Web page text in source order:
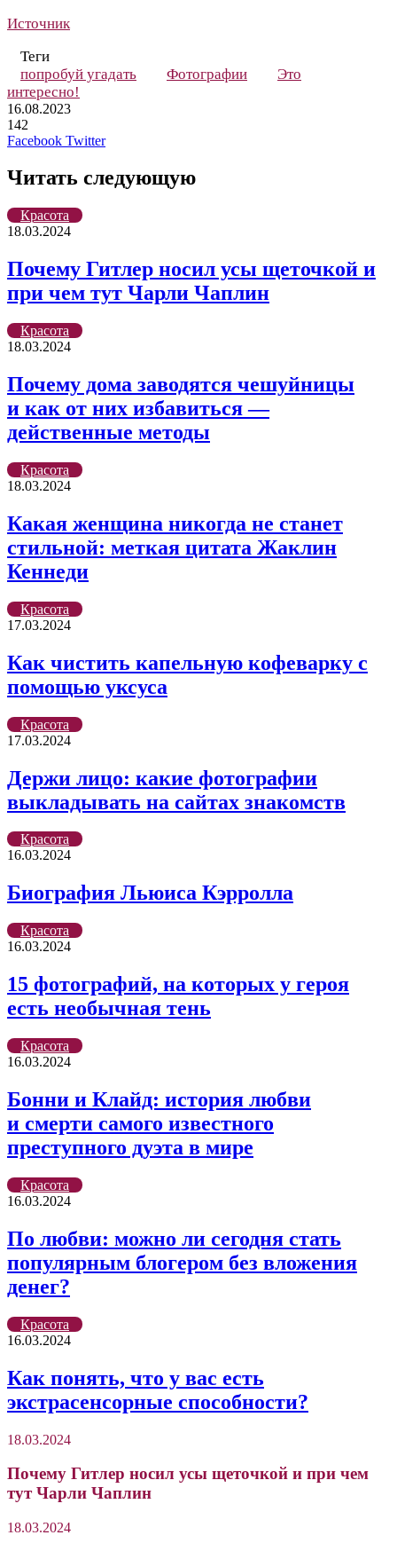
Источник
Теги
попробуй угадать
Фотографии
Это
интересно!
16.08.2023
142
Facebook TwitterLinkedIn
Pinterest
Вконтакте
Одноклассники
Skype
WhatsApp
Telegram
Viber
Читать следующую
Красота
18.03.2024
Почему Гитлер носил усы щеточкой и
при чем тут Чарли Чаплин
Красота
18.03.2024
Почему дома заводятся чешуйницы
и как от них избавиться —
действенные методы
Красота
18.03.2024
Какая женщина никогда не станет
стильной: меткая цитата Жаклин
Кеннеди
Красота
17.03.2024
Как чистить капельную кофеварку с
помощью уксуса
Красота
17.03.2024
Держи лицо: какие фотографии
выкладывать на сайтах знакомств
Красота
16.03.2024
Биография Льюиса Кэрролла
Красота
16.03.2024
15 фотографий, на которых у героя
есть необычная тень
Красота
16.03.2024
Бонни и Клайд: история любви
и смерти самого известного
преступного дуэта в мире
Красота
16.03.2024
По любви: можно ли сегодня стать
популярным блогером без вложения
денег?
Красота
16.03.2024
Как понять, что у вас есть
экстрасенсорные способности?
18.03.2024
Почему Гитлер носил усы щеточкой и при чем
тут Чарли Чаплин
18.03.2024